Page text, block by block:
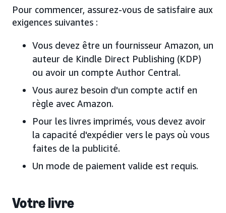
Pour commencer, assurez-vous de satisfaire aux
exigences suivantes :
Vous devez être un fournisseur Amazon, un
auteur de Kindle Direct Publishing (KDP)
ou avoir un compte Author Central.
Vous aurez besoin d'un compte actif en
règle avec Amazon.
Pour les livres imprimés, vous devez avoir
la capacité d'expédier vers le pays où vous
faites de la publicité.
Un mode de paiement valide est requis.
Votre livre